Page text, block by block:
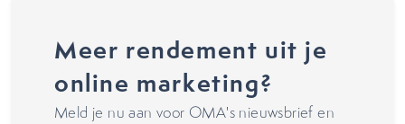
Meer rendement uit je
online marketing?
Meld je nu aan voor OMA's nieuwsbrief en